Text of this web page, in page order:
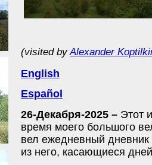
(visited byAlexander
English
Español
26-Декабря-2025 – Этот
время моего большого
вел ежедневный
из него, касающиеся